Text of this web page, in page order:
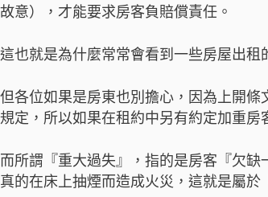
故意），才能要求房客負賠償責任。
這也就是為什麼常常會看到一些房屋出租
但各位如果是房東也別擔心，因為上開
規定，所以如果在租約中另有約定加重房
而所謂『重大過失』，指的是房客『欠
真的在床上抽煙而造成火災，這就是屬